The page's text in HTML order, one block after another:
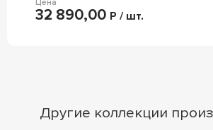
Цена
32 890,00 Р / шт.
Другие коллекции